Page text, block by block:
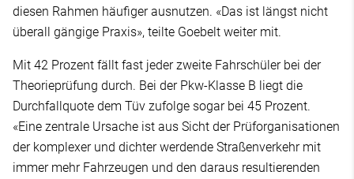
diesen Rahmen häufiger ausnutzen. «Das ist längst nicht
überall gängige Praxis», teilte Goebelt weiter mit.
Mit 42 Prozent fällt fast jeder zweite Fahrschüler bei der
Theorieprüfung durch. Bei der Pkw-Klasse B liegt die
Durchfallquote dem Tüv zufolge sogar bei 45 Prozent.
«Eine zentrale Ursache ist aus Sicht der Prüforganisationen
der komplexer und dichter werdende Straßenverkehr mit
immer mehr Fahrzeugen und den daraus resultierenden